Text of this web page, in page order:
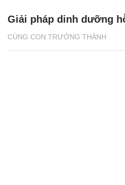
CÙNG CON TRƯỞNG THÀNH
Giải pháp dinh dưỡng